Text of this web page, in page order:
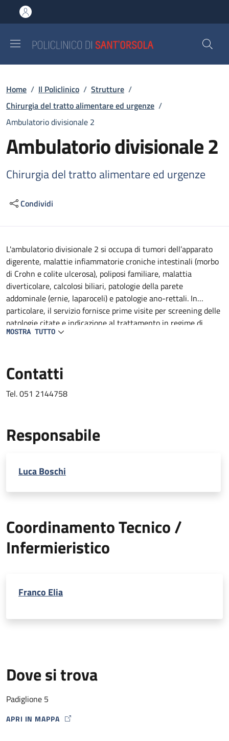
al contenuto principale
to footer content
Briciole di pane
Home / Il Policlinico / Strutture /
Chirurgia del tratto alimentare ed urgenze /
Ambulatorio divisionale 2
Ambulatorio divisionale 2
Chirurgia del tratto alimentare ed urgenze
Condividi
Descrizione
L'ambulatorio divisionale 2 si occupa di tumori dell’apparato
digerente, malattie infiammatorie croniche intestinali (morbo
di Crohn e colite ulcerosa), poliposi familiare, malattia
diverticolare, calcolosi biliari, patologie della parete
addominale (ernie, laparoceli) e patologie ano-rettali. In
particolare, il servizio fornisce prime visite per screening delle
patologie citate e indicazione al trattamento in regime di
ricovero, Day Surgery, amulatoriale ed inserimento nelle
MOSTRA TUTTO
Contatti
Tel. 051 2144758
Responsabile
Luca Boschi
Coordinamento Tecnico /
Infermieristico
Franco Elia
Dove si trova
Padiglione 5
APRI IN MAPPA
MAP ICON